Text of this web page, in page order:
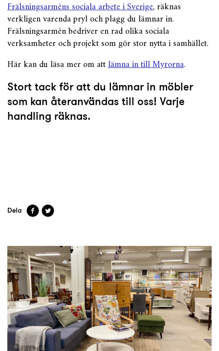
Frälsningsarméns sociala arbete i Sverige, räknas
verkligen varenda pryl och plagg du lämnar in.
Frälsningsarmén bedriver en rad olika sociala
verksamheter och projekt som gör stor nytta i samhället.
Här kan du läsa mer om attlämna in till Myrorna.
Stort tack för att du lämnar in möbler
som kan återanvändas till oss! Varje
handling räknas.
Dela